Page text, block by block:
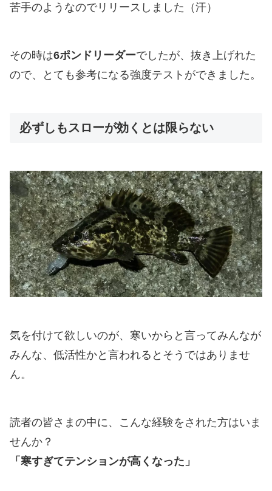
苦手のようなのでリリースしました（汗）
その時は6ポンドリーダーでしたが、抜き上げれた
ので、とても参考になる強度テストができました。
必ずしもスローが効くとは限らない
気を付けて欲しいのが、寒いからと言ってみんなが
みんな、低活性かと言われるとそうではありませ
ん。
読者の皆さまの中に、こんな経験をされた方はいま
せんか？
「寒すぎてテンションが高くなった」